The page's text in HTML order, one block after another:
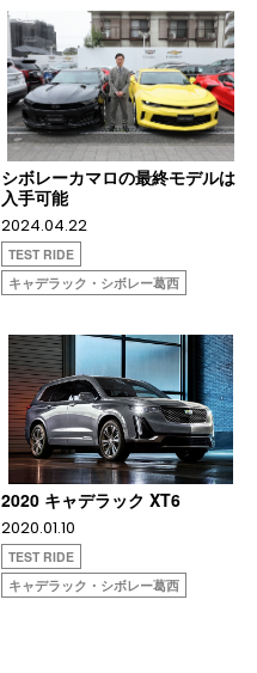
シボレーカマロの最終モデルは
入手可能
2024.04.22
TEST RIDE
キャデラック・シボレー葛西
2020 キャデラック XT6
2020.01.10
TEST RIDE
キャデラック・シボレー葛西